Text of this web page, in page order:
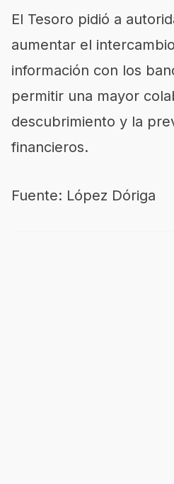
El Tesoro pidió a
aumentar el
información con los
permitir una mayor
descubrimiento y la
financieros.
Fuente: López Dóriga